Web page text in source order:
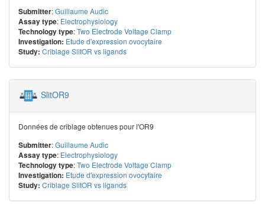
Submitter:Guillaume Audic
Assay type: Electrophysiology
Technology type:Two Electrode Voltage Clamp
Investigation: Etude d'expression ovocytaire
Study: Criblage SlitOR vs ligands
SlitOR9
Données de criblage obtenues pour l'OR9
Submitter:Guillaume Audic
Assay type: Electrophysiology
Technology type:Two Electrode Voltage Clamp
Investigation: Etude d'expression ovocytaire
Study: Criblage SlitOR vs ligands